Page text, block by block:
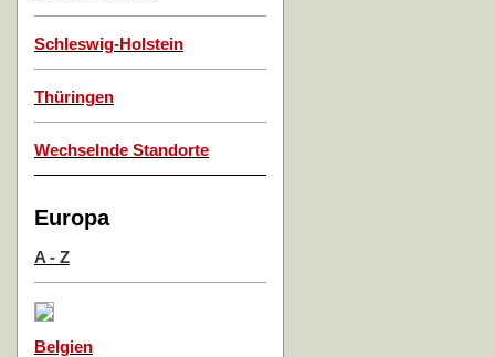
Schleswig-Holstein
Thüringen
Wechselnde Standorte
Europa
A - Z
Belgien